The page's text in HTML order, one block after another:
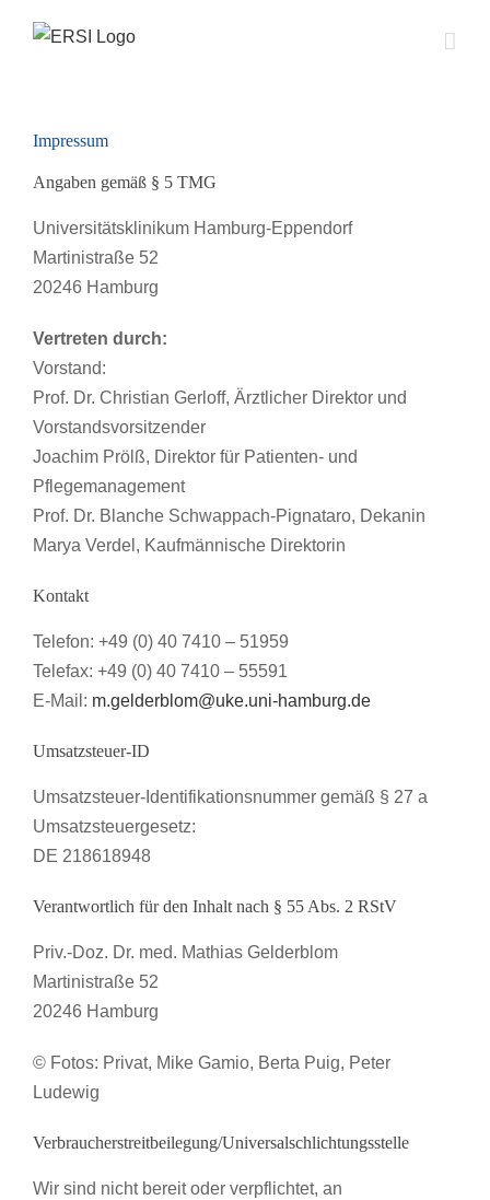
Impressum
Angaben gemäß § 5 TMG
Universitätsklinikum Hamburg-Eppendorf
Martinistraße 52
20246 Hamburg
Vertreten durch:
Vorstand:
Prof. Dr. Christian Gerloff, Ärztlicher Direktor und
Vorstandsvorsitzender
Joachim Prölß, Direktor für Patienten- und
Pflegemanagement
Prof. Dr. Blanche Schwappach-Pignataro, Dekanin
Marya Verdel, Kaufmännische Direktorin
Kontakt
Telefon: +49 (0) 40 7410 – 51959
Telefax: +49 (0) 40 7410 – 55591
E-Mail: m.gelderblom@uke.uni-hamburg.de
Umsatzsteuer-ID
Umsatzsteuer-Identifikationsnummer gemäß § 27 a
Umsatzsteuergesetz:
DE 218618948
Verantwortlich für den Inhalt nach § 55 Abs. 2 RStV
Priv.-Doz. Dr. med. Mathias Gelderblom
Martinistraße 52
20246 Hamburg
© Fotos: Privat, Mike Gamio, Berta Puig, Peter
Ludewig
Verbraucher­streit­beilegung/Universal­schlichtungs­stelle
Wir sind nicht bereit oder verpflichtet, an